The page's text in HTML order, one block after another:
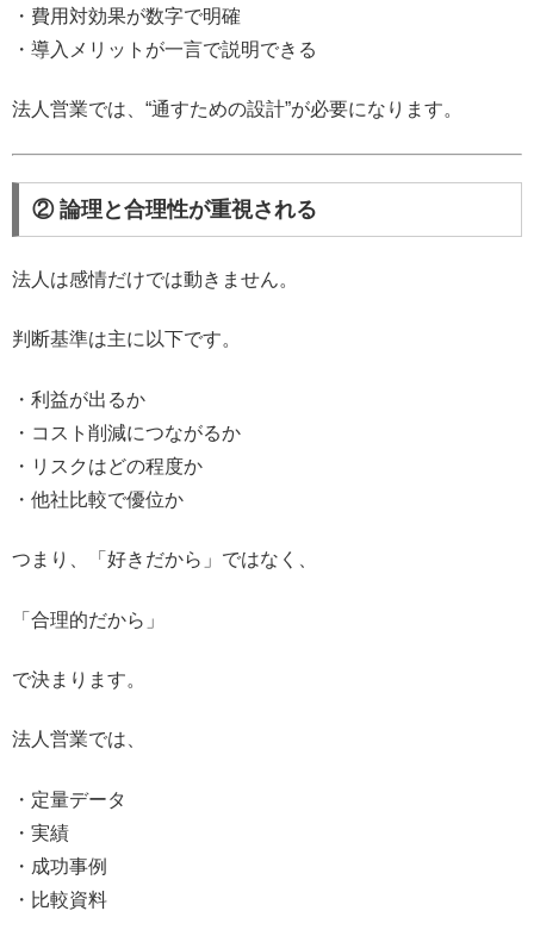
・費用対効果が数字で明確
・導入メリットが一言で説明できる
法人営業では、“通すための設計”が必要になります。
② 論理と合理性が重視される
法人は感情だけでは動きません。
判断基準は主に以下です。
・利益が出るか
・コスト削減につながるか
・リスクはどの程度か
・他社比較で優位か
つまり、「好きだから」ではなく、
「合理的だから」
で決まります。
法人営業では、
・定量データ
・実績
・成功事例
・比較資料